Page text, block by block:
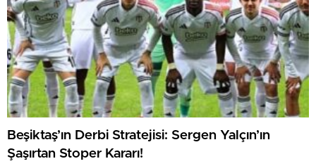
Beşiktaş’ın Derbi Stratejisi: Sergen Yalçın’ın
Şaşırtan Stoper Kararı!